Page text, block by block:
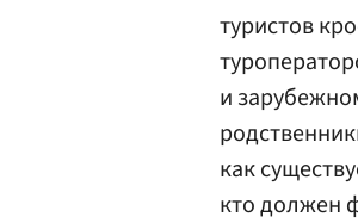
туристов
и
как
кто должен